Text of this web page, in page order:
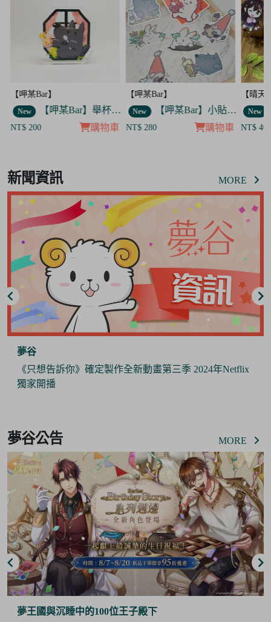
【呷某Bar】
New 【呷某Bar】舉杯歐告款 飯友
NT$ 200 購物車
【呷某Bar】
New 【呷某Bar】小貼紙 7入套組
NT$ 280 購物車
【晴天
New
NT$
of
8
新聞資訊 MORE
夢谷
《只想告訴你》確定製作全新動畫第三季 2024年Netflix
獨家開播
of
6
夢谷公告 MORE
夢王國與沉睡中的100位王子殿下